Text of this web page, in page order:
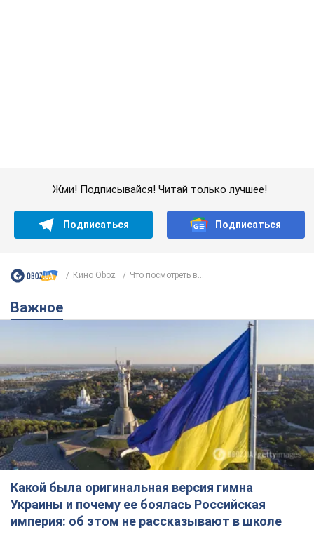
Какой была оригинальная версия гимна
Украины и почему ее боялась Российская
империя: об этом не рассказывают в школе
Государственным символом являются только первый куплет
и припев песни
6 часов назад 25,8 т.
Александру Пономареву – 53: что
известно о трех детях секс-
символа 90-х и как они выглядят
Несмотря на развитие карьеры, артист не
забывал о личном счастье
11 часов назад 9,3 т.